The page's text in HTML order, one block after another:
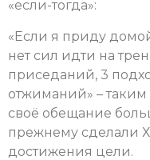
«если-тогда»:
«Если я приду
нет сил идти на
приседаний, 3
отжиманий» – таким
своё обещание
прежнему сделали
достижения цели.